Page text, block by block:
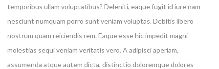
temporibus ullam voluptatibus? Deleniti, eaque fugit id iure nam
nesciunt numquam porro sunt veniam voluptas. Debitis libero
nostrum quam reiciendis rem. Eaque esse hic impedit magni
molestias sequi veniam veritatis vero. A adipisci aperiam,
assumenda atque autem dicta, distinctio doloremque dolores